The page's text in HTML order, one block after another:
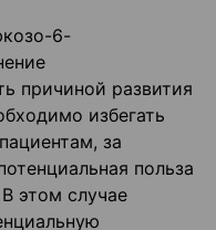
6-
причиной развития
избегать
за
польза
этом случае